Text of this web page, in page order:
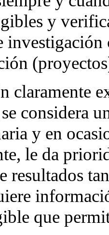
y
investigación
claramente
considera
y en
le da
resultados
que